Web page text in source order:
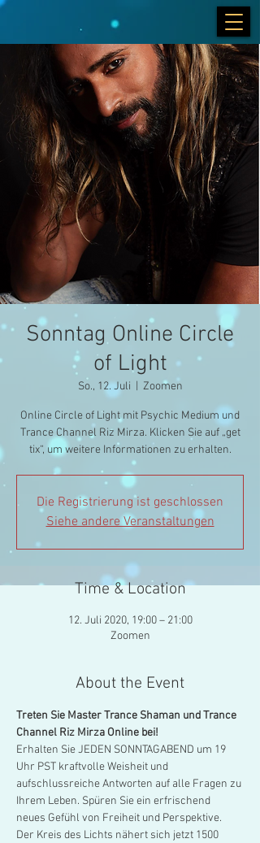
Sonntag Online Circle
of Light
So., 12. Juli Zoomen
Online Circle of Light mit Psychic Medium und
Trance Channel Riz Mirza. Klicken Sie auf „get
tix“, um weitere Informationen zu erhalten.
Die Registrierung ist geschlossen
Siehe andere Veranstaltungen
Time & Location
12. Juli 2020, 19:00 – 21:00
Zoomen
About the Event
Treten Sie Master Trance Shaman und Trance
Channel Riz Mirza Online bei!
Erhalten Sie JEDEN SONNTAGABEND um 19
Uhr PST kraftvolle Weisheit und
aufschlussreiche Antworten auf alle Fragen zu
Ihrem Leben. Spüren Sie ein erfrischend
neues Gefühl von Freiheit und Perspektive.
Der Kreis des Lichts nähert sich jetzt 1500